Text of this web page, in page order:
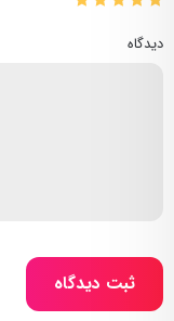
دیدگاه
ثبت دیدگاه